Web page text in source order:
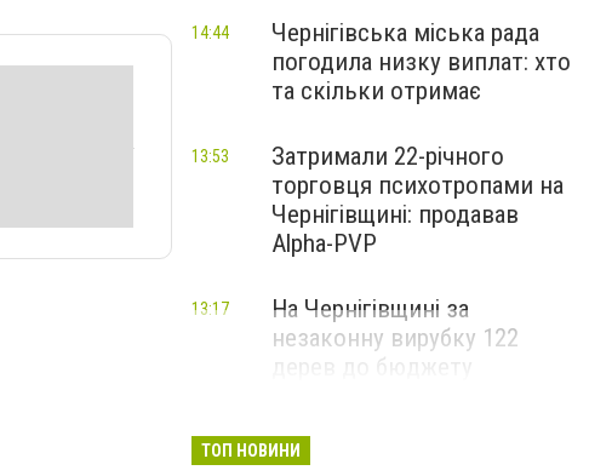
Чернігівська міська рада
погодила низку виплат: хто
та скільки отримає
14:44
Затримали 22-річного
торговця психотропами на
Чернігівщині: продавав
Alpha-PVP
13:53
На Чернігівщині за
незаконну вирубку 122
дерев до бюджету
13:17
ТОП НОВИНИ